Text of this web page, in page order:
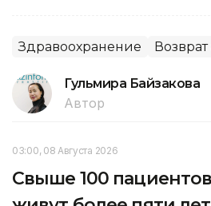
Здравоохранение
Гульмира Байзакова
Автор
03:00, 08 Августа 2026
Свыше 100